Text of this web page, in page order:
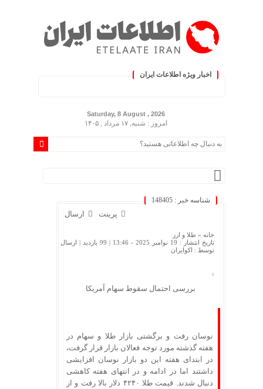
اخبار ویژه اطلاعات ایران
Saturday, 8 August , 2026
امروز : شنبه, ۱۷ مرداد , ۱۴۰۵
شناسه خبر : 148405
ارسال پرینت
خانه » طلا و ارز
تاریخ انتشار : 19 نوامبر 2025 - 13:46 |
99 بازدید
| ارسال
توسط : اکوایران
بررسی احتمال سقوط سهام آمریکا
نوسان رفت و برگشتی بازار طلا و سهام در
هفته گذشته مورد توجه فعالان بازار قرار گرفت،
در ابتدای هفته این دو بازار نوسان افزایشی
داشتند اما در ادامه و در انتهای هفته کاهشی
دنبال شدند. قیمت طلا ۴۲۴۰ دلار بالا رفت و از